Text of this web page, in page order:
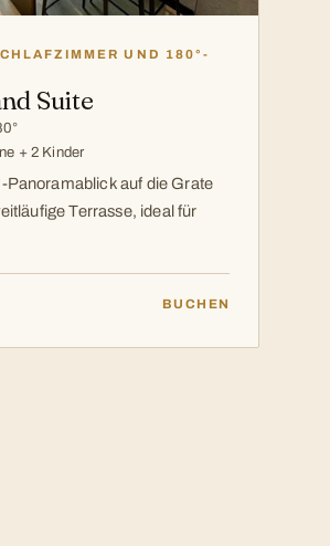
UND 180°-
Suite
+ 2 Kinder
Panoramablick auf die Grate
Terrasse, ideal für
BUCHEN